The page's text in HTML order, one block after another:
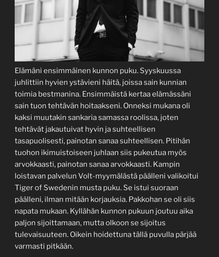
Elämäni ensimmäinen kunnon puku. Syyskuussa
juhlittiin hyvien ystävieni häitä, joissa sain kunnian
toimia bestmanina. Ensimmäistä kertaa elämässäni
sain tuon tehtävän hoitaakseni. Onneksi mukana oli
kaksi muutakin sankaria samassa roolissa, joten
tehtävät jakautuivat hyvin ja suhteellisen
tasapuolisesti, painotan sanaa suhteellisen. Pitihän
tuohon ikimuistoiseen juhlaan siis pukeutua myös
arvokkaasti, painotan sanaa arvokkaasti. Kampin
loistavan palvelun Volt-myymälästä päälleni valikoitui
Tiger of Swedenin musta puku. Se istui suoraan
päälleni, ilman mitään korjauksia. Pakkohan se oli siis
napata mukaan. Kyllähän kunnon pukuun joutuu aika
paljon sijoittamaan, mutta olkoon se sijoitus
tulevaisuuteen. Oikein hoidettuna tällä puvulla pärjää
varmasti pitkään.